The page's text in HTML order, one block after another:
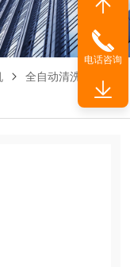
全自动清洗机
电话咨询